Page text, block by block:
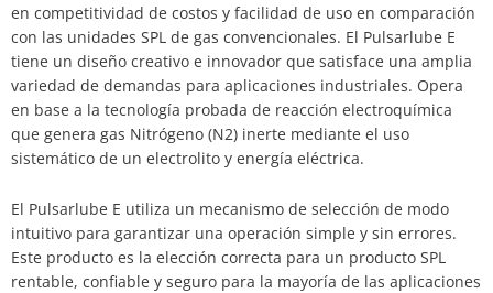
en competitividad de costos y facilidad de uso en comparación
con las unidades SPL de gas convencionales. El Pulsarlube E
tiene un diseño creativo e innovador que satisface una amplia
variedad de demandas para aplicaciones industriales. Opera
en base a la tecnología probada de reacción electroquímica
que genera gas Nitrógeno (N2) inerte mediante el uso
sistemático de un electrolito y energía eléctrica.
El Pulsarlube E utiliza un mecanismo de selección de modo
intuitivo para garantizar una operación simple y sin errores.
Este producto es la elección correcta para un producto SPL
rentable, confiable y seguro para la mayoría de las aplicaciones